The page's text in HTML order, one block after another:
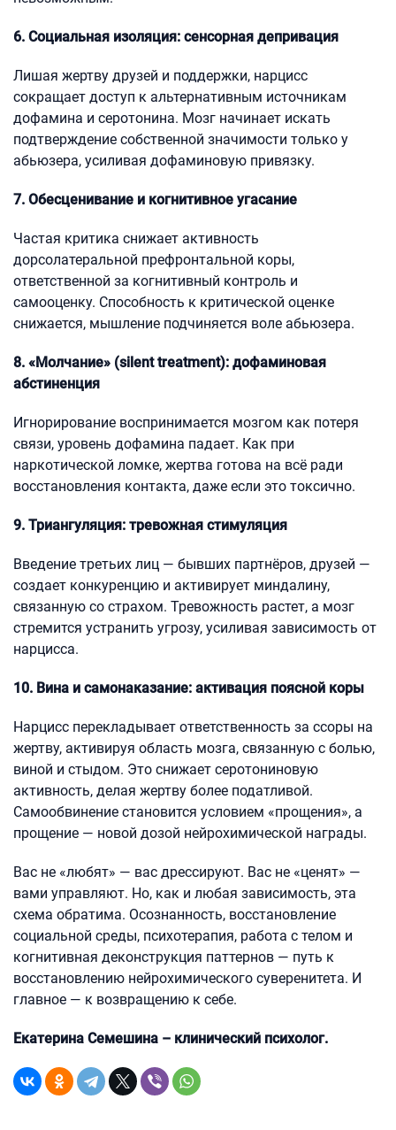
6. Социальная изоляция: сенсорная депривация
Лишая жертву друзей и поддержки, нарцисс
сокращает доступ к альтернативным источникам
дофамина и серотонина. Мозг начинает искать
подтверждение собственной значимости только у
абьюзера, усиливая дофаминовую привязку.
7. Обесценивание и когнитивное угасание
Частая критика снижает активность
дорсолатеральной префронтальной коры,
ответственной за когнитивный контроль и
самооценку. Способность к критической оценке
снижается, мышление подчиняется воле абьюзера.
8. «Молчание» (silent treatment): дофаминовая
абстиненция
Игнорирование воспринимается мозгом как потеря
связи, уровень дофамина падает. Как при
наркотической ломке, жертва готова на всё ради
восстановления контакта, даже если это токсично.
9. Триангуляция: тревожная стимуляция
Введение третьих лиц — бывших партнёров, друзей —
создает конкуренцию и активирует миндалину,
связанную со страхом. Тревожность растет, а мозг
стремится устранить угрозу, усиливая зависимость от
нарцисса.
10. Вина и самонаказание: активация поясной коры
Нарцисс перекладывает ответственность за ссоры на
жертву, активируя область мозга, связанную с болью,
виной и стыдом. Это снижает серотониновую
активность, делая жертву более податливой.
Самообвинение становится условием «прощения», а
прощение — новой дозой нейрохимической награды.
Вас не «любят» — вас дрессируют. Вас не «ценят» —
вами управляют. Но, как и любая зависимость, эта
схема обратима. Осознанность, восстановление
социальной среды, психотерапия, работа с телом и
когнитивная деконструкция паттернов — путь к
восстановлению нейрохимического суверенитета. И
главное — к возвращению к себе.
Екатерина Семешина – клинический психолог.